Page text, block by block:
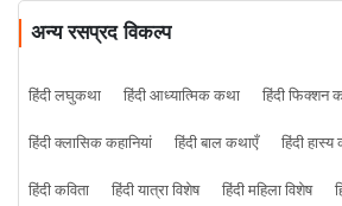
अन्य रसप्रद विकल्प
हिंदी लघुकथा हिंदी आध्यात्मिक कथा हिंदी फिक्शन
हिंदी क्लासिक कहानियां
हिंदी बाल कथाएँ हिंदी
हिंदी कविता
हिंदी यात्रा विशेष हिंदी महिला विशेष